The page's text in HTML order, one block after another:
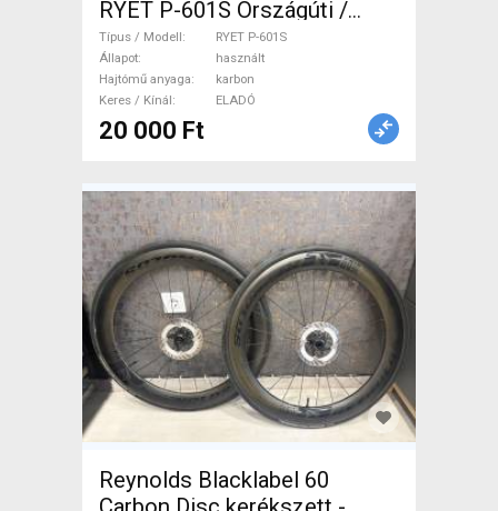
RYET P-601S Országúti /
Gravel / Triatlon Alkatrész,
Országúti Hajtásrendszer
használt ELADÓ
Típus / Modell
RYET P-601S
Állapot
használt
Hajtómű anyaga
karbon
Keres / Kínál
ELADÓ
20 000 Ft
Reynolds Blacklabel 60